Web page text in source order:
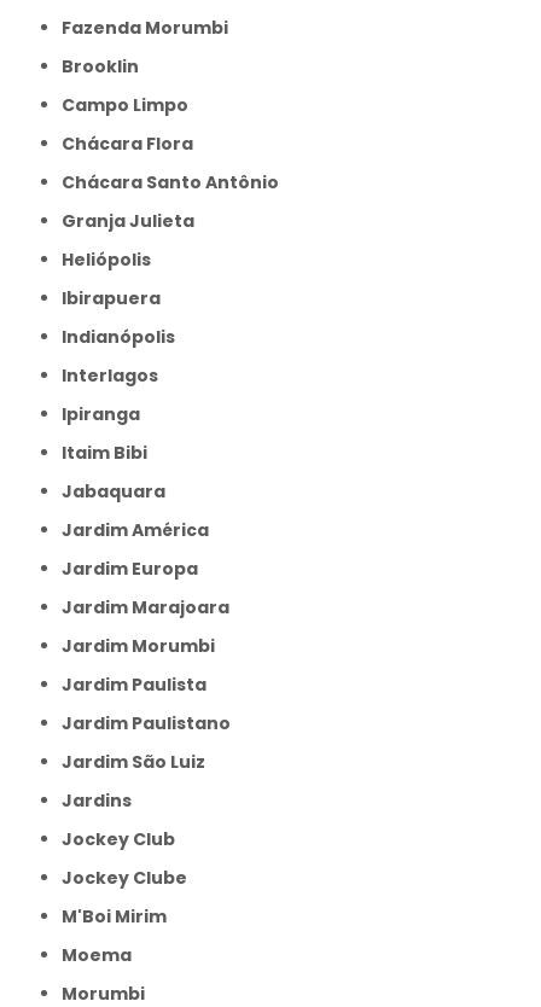
Fazenda Morumbi
Brooklin
Campo Limpo
Chácara Flora
Chácara Santo Antônio
Granja Julieta
Heliópolis
Ibirapuera
Indianópolis
Interlagos
Ipiranga
Itaim Bibi
Jabaquara
Jardim América
Jardim Europa
Jardim Marajoara
Jardim Morumbi
Jardim Paulista
Jardim Paulistano
Jardim São Luiz
Jardins
Jockey Club
Jockey Clube
M'Boi Mirim
Moema
Morumbi